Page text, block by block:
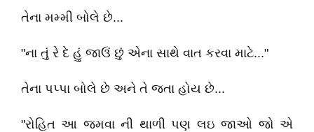
તેના મમ્મી બોલે છે...
"ના તું રે દે હું જાઉં છું એના સાથે વાત કરવા માટે..."
તેના પપ્પા બોલે છે અને તે જતા હોય છે...
"રોહિત આ જમવા ની થાળી પણ લઇ જાઓ જો એ